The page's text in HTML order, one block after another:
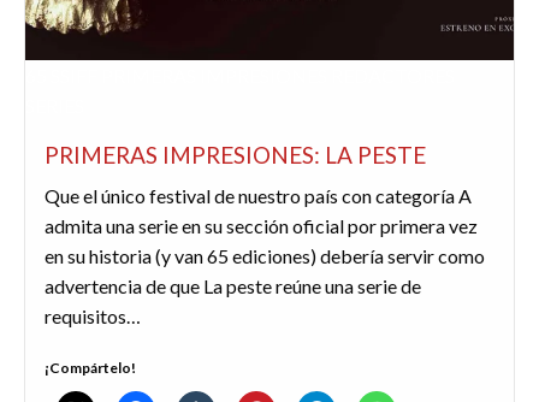
PRIMERAS IMPRESIONES: LA PESTE
Que el único festival de nuestro país con categoría A
admita una serie en su sección oficial por primera vez
en su historia (y van 65 ediciones) debería servir como
advertencia de que La peste reúne una serie de
requisitos…
¡Compártelo!